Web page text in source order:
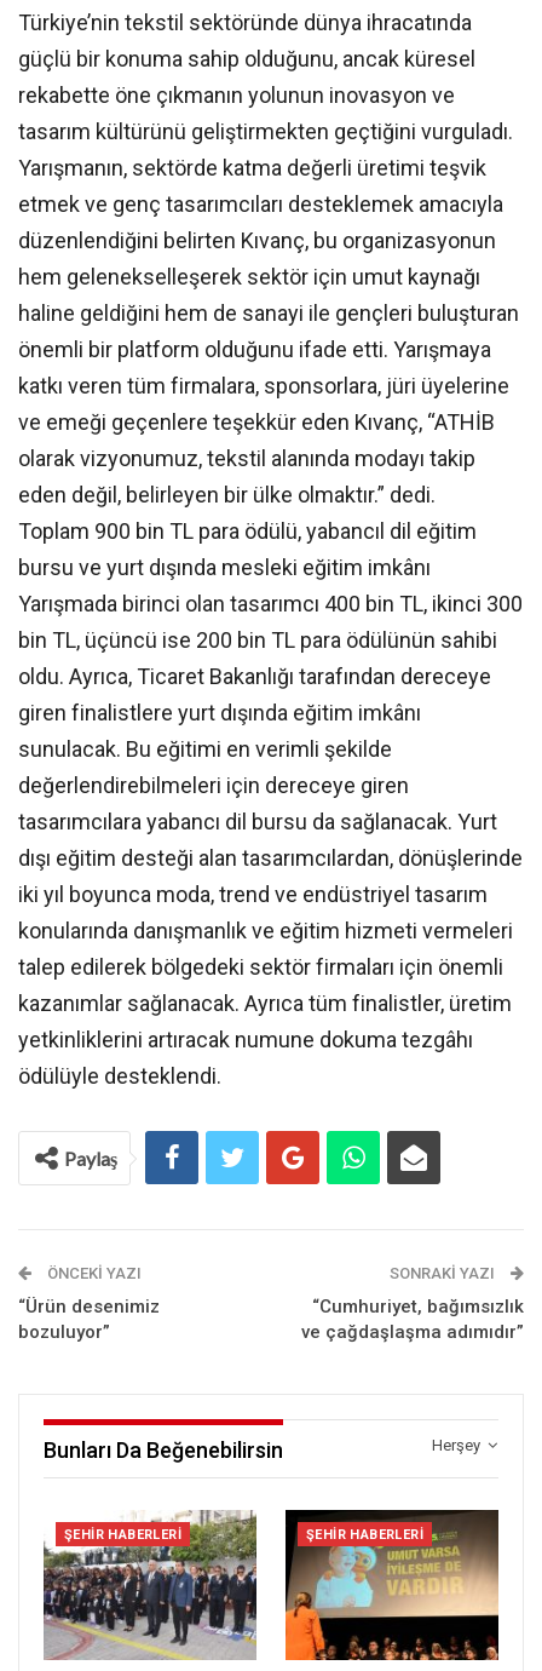
Türkiye’nin tekstil sektöründe dünya ihracatında
güçlü bir konuma sahip olduğunu, ancak küresel
rekabette öne çıkmanın yolunun inovasyon ve
tasarım kültürünü geliştirmekten geçtiğini vurguladı.
Yarışmanın, sektörde katma değerli üretimi teşvik
etmek ve genç tasarımcıları desteklemek amacıyla
düzenlendiğini belirten Kıvanç, bu organizasyonun
hem gelenekselleşerek sektör için umut kaynağı
haline geldiğini hem de sanayi ile gençleri buluşturan
önemli bir platform olduğunu ifade etti. Yarışmaya
katkı veren tüm firmalara, sponsorlara, jüri üyelerine
ve emeği geçenlere teşekkür eden Kıvanç, “ATHİB
olarak vizyonumuz, tekstil alanında modayı takip
eden değil, belirleyen bir ülke olmaktır.” dedi.
Toplam 900 bin TL para ödülü, yabancıl dil eğitim
bursu ve yurt dışında mesleki eğitim imkânı
Yarışmada birinci olan tasarımcı 400 bin TL, ikinci 300
bin TL, üçüncü ise 200 bin TL para ödülünün sahibi
oldu. Ayrıca, Ticaret Bakanlığı tarafından dereceye
giren finalistlere yurt dışında eğitim imkânı
sunulacak. Bu eğitimi en verimli şekilde
değerlendirebilmeleri için dereceye giren
tasarımcılara yabancı dil bursu da sağlanacak. Yurt
dışı eğitim desteği alan tasarımcılardan, dönüşlerinde
iki yıl boyunca moda, trend ve endüstriyel tasarım
konularında danışmanlık ve eğitim hizmeti vermeleri
talep edilerek bölgedeki sektör firmaları için önemli
kazanımlar sağlanacak. Ayrıca tüm finalistler, üretim
yetkinliklerini artıracak numune dokuma tezgâhı
ödülüyle desteklendi.
Paylaş
ÖNCEKI YAZI
“Ürün desenimiz
bozuluyor”
SONRAKI YAZI
“Cumhuriyet, bağımsızlık
ve çağdaşlaşma adımıdır”
Herşey
Bunları Da Beğenebilirsin
ŞEHIR HABERLERI ŞEHIR HABERLERI